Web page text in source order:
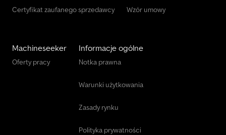
Certyfikat zaufanego sprzedawcy Wzór umowy
Machineseeker
Oferty pracy
Informacje ogólne
Notka prawna
Warunki użytkowania
Zasady rynku
Polityka prywatności